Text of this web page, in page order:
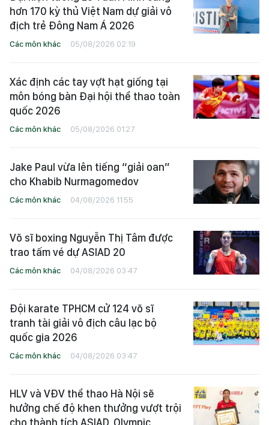
hơn 170 kỳ thủ Việt Nam dự giải vô
địch trẻ Đông Nam Á 2026
Các môn khác 05/08/2026 02:19
Xác định các tay vợt hạt giống tại
môn bóng bàn Đại hội thể thao toàn
quốc 2026
Các môn khác 05/08/2026 01:27
Jake Paul vừa lên tiếng “giải oan”
cho Khabib Nurmagomedov
Các môn khác 04/08/2026 11:55
Võ sĩ boxing Nguyễn Thị Tâm được
trao tấm vé dự ASIAD 20
Các môn khác 04/08/2026 03:47
Đội karate TPHCM cử 124 võ sĩ
tranh tài giải vô địch câu lạc bộ
quốc gia 2026
Các môn khác 04/08/2026 03:47
HLV và VĐV thể thao Hà Nội sẽ
hưởng chế độ khen thưởng vượt trội
cho thành tích ASIAD, Olympic